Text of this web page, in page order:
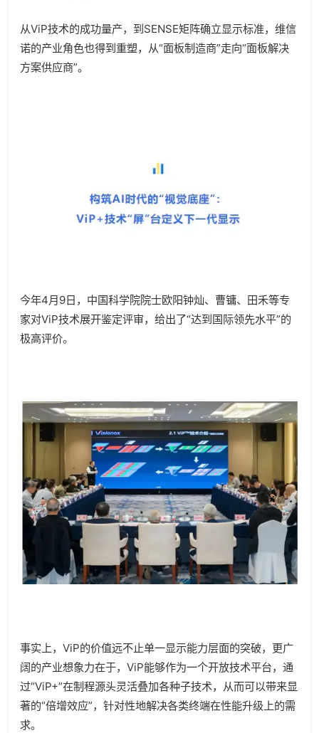
从ViP技术的成功量产，到SENSE矩阵确立显示标准，维信
诺的产业角色也得到重塑，从“面板制造商”走向“面板解决
方案供应商”。
今年4月9日，中国科学院院士欧阳钟灿、曹镛、田禾等专
家对ViP技术展开鉴定评审，给出了“达到国际领先水平”的
极高评价。
事实上，ViP的价值远不止单一显示能力层面的突破，更广
阔的产业想象力在于，ViP能够作为一个开放技术平台，通
过“ViP+”在制程源头灵活叠加各种子技术，从而可以带来显
著的“倍增效应”，针对性地解决各类终端在性能升级上的需
求。